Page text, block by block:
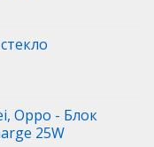
Oppo - Блок
25W